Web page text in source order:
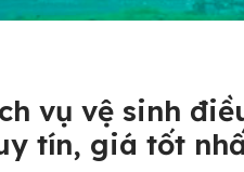
vụ vệ sinh
tín, giá tốt